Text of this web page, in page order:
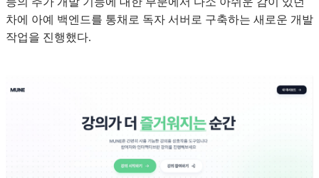
차에 아예 백엔드를 통채로 독자 서버로 구축하는 새로운 개발
작업을 진행했다.